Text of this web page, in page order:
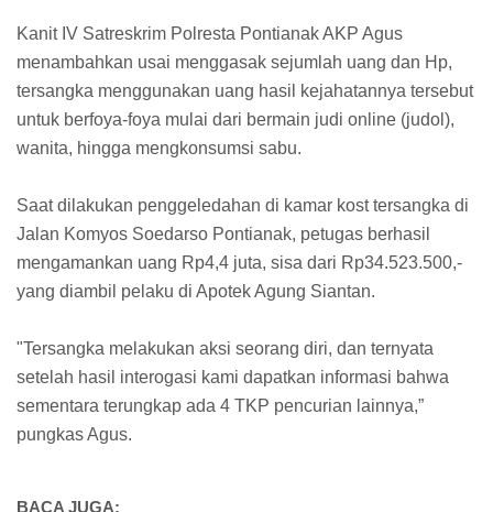
Kanit IV Satreskrim Polresta Pontianak AKP Agus
menambahkan usai menggasak sejumlah uang dan Hp,
tersangka menggunakan uang hasil kejahatannya tersebut
untuk berfoya-foya mulai dari bermain judi online (judol),
wanita, hingga mengkonsumsi sabu.
Saat dilakukan penggeledahan di kamar kost tersangka di
Jalan Komyos Soedarso Pontianak, petugas berhasil
mengamankan uang Rp4,4 juta, sisa dari Rp34.523.500,-
yang diambil pelaku di Apotek Agung Siantan.
"Tersangka melakukan aksi seorang diri, dan ternyata
setelah hasil interogasi kami dapatkan informasi bahwa
sementara terungkap ada 4 TKP pencurian lainnya,”
pungkas Agus.
BACA JUGA: